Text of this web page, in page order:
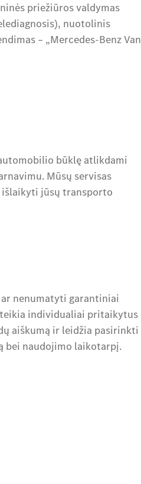
priežiūros valdymas
nuotolinis
– „Mercedes-Benz Van
būklę atlikdami
Mūsų servisas
jūsų transporto
nenumatyti garantiniai
individualiai pritaikytus
aiškumą ir leidžia pasirinkti
bei naudojimo laikotarpį.